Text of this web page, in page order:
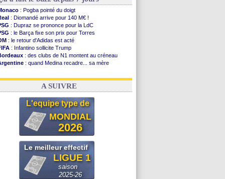
: Pogba pointé du doigt
: Diomandé arrive pour 140 M€ !
: Dupraz se prononce pour la LdC
: le Barça fixe son prix pour Torres
: le retour d'Adidas est acté
: Infantino sollicite Trump
: des clubs de N1 montent au créneau
: quand Medina recadre... sa mère
: Paixão attire un 2e club anglais
A SUIVRE
L'equipe type de
MONDIAL
2026
Le meilleur effectif
LIGUE 1
saison
2025-26